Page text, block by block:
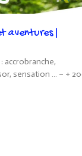
aventures |
accrobranche,
sensation … – +